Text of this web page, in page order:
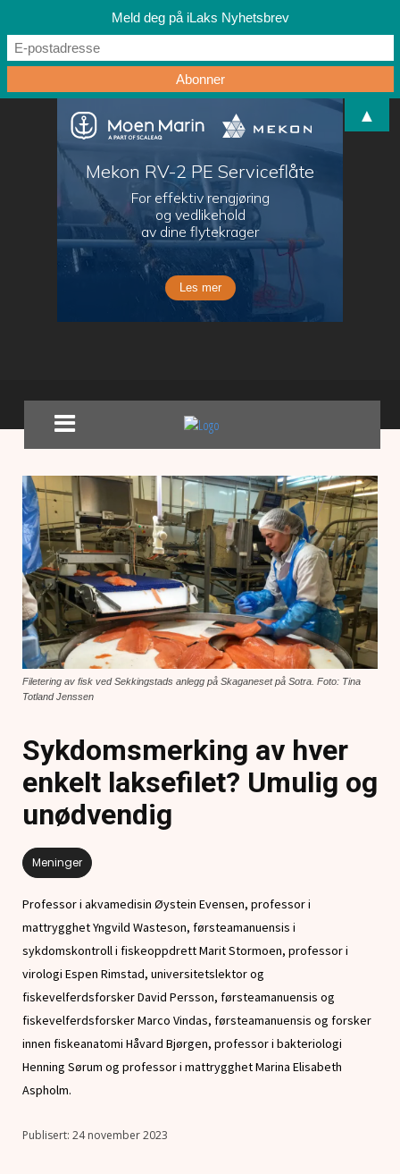
Filetering av fisk ved Sekkingstads anlegg på Skaganeset på Sotra. Foto: Tina
Totland Jenssen
Sykdomsmerking av hver
enkelt laksefilet? Umulig og
unødvendig
Meninger
Professor i akvamedisin Øystein Evensen, professor i
mattrygghet Yngvild Wasteson, førsteamanuensis i
sykdomskontroll i fiskeoppdrett Marit Stormoen, professor i
virologi Espen Rimstad, universitetslektor og
fiskevelferdsforsker David Persson, førsteamanuensis og
fiskevelferdsforsker Marco Vindas, førsteamanuensis og forsker
innen fiskeanatomi Håvard Bjørgen, professor i bakteriologi
Henning Sørum og professor i mattrygghet Marina Elisabeth
Aspholm.
24 november 2023
Meld deg på iLaks Nyhetsbrev
▲